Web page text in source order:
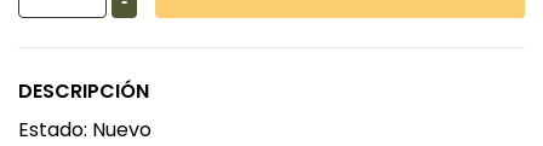
DESCRIPCIÓN
Estado: Nuevo